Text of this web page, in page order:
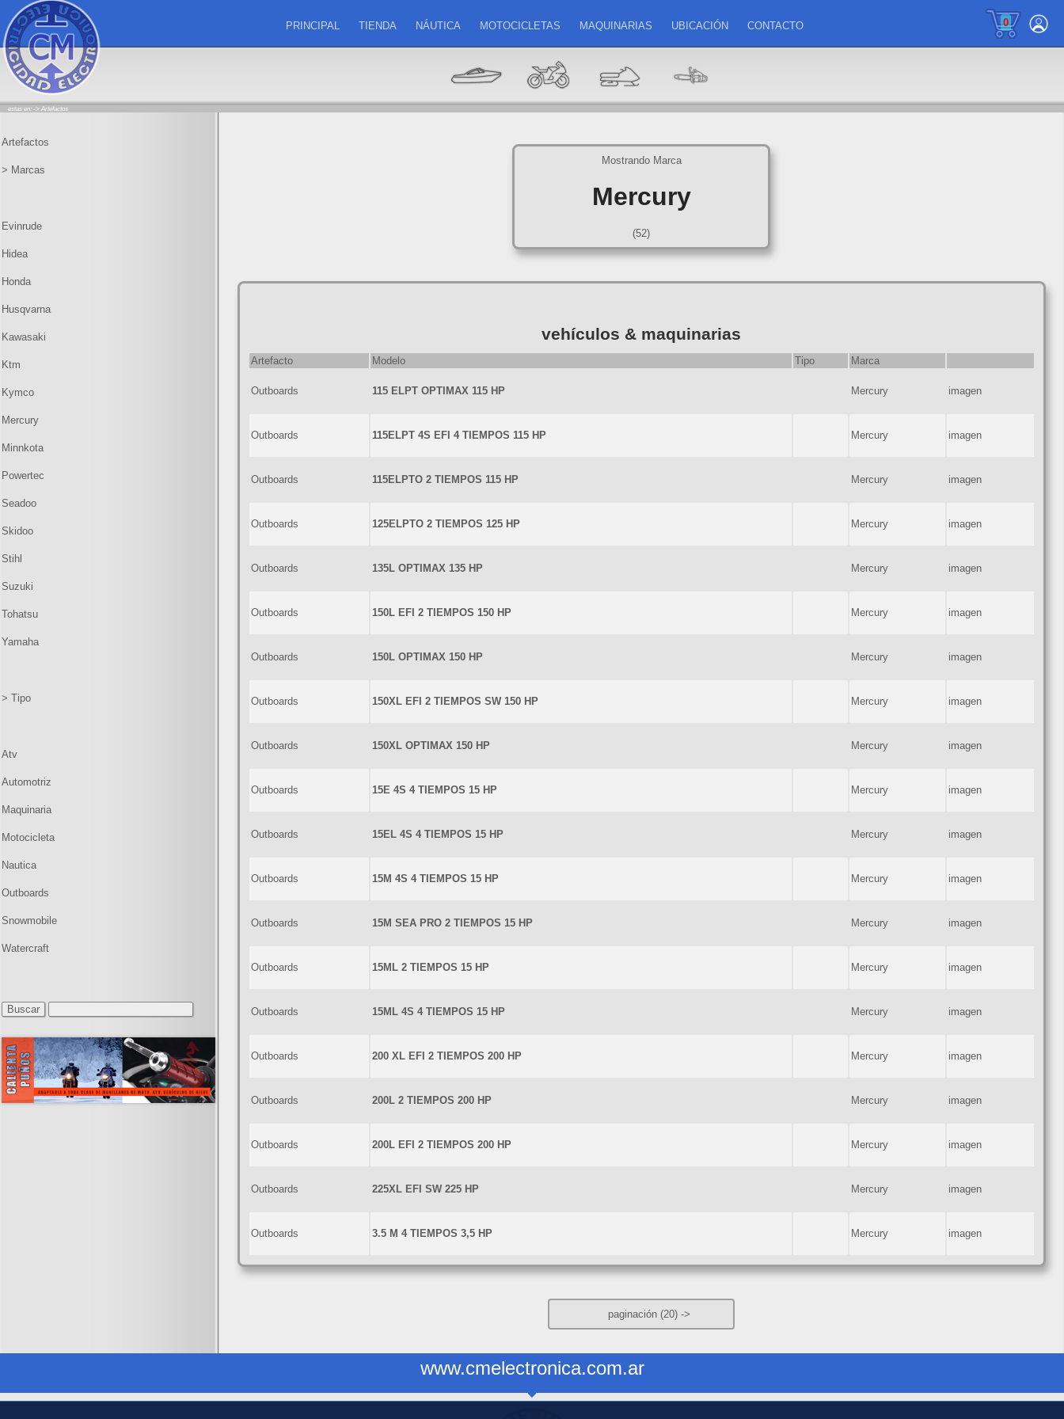
0
PRINCIPAL TIENDA NÁUTICA MOTOCICLETAS MAQUINARIAS UBICACIÓN CONTACTO
estas en: -> Artefactos
Mostrando Marca
Mercury
(52)
vehículos & maquinarias
Artefacto Modelo Tipo Marca
Outboards 115 ELPT OPTIMAX 115 HP Mercury imagen
Outboards 115ELPT 4S EFI 4 TIEMPOS 115 HP Mercury imagen
Outboards 115ELPTO 2 TIEMPOS 115 HP Mercury imagen
Outboards 125ELPTO 2 TIEMPOS 125 HP Mercury imagen
Outboards 135L OPTIMAX 135 HP Mercury imagen
Outboards 150L EFI 2 TIEMPOS 150 HP Mercury imagen
Outboards 150L OPTIMAX 150 HP Mercury imagen
Outboards 150XL EFI 2 TIEMPOS SW 150 HP Mercury imagen
Outboards 150XL OPTIMAX 150 HP Mercury imagen
Outboards 15E 4S 4 TIEMPOS 15 HP Mercury imagen
Outboards 15EL 4S 4 TIEMPOS 15 HP Mercury imagen
Outboards 15M 4S 4 TIEMPOS 15 HP Mercury imagen
Outboards 15M SEA PRO 2 TIEMPOS 15 HP Mercury imagen
Outboards 15ML 2 TIEMPOS 15 HP Mercury imagen
Outboards 15ML 4S 4 TIEMPOS 15 HP Mercury imagen
Outboards 200 XL EFI 2 TIEMPOS 200 HP Mercury imagen
Outboards 200L 2 TIEMPOS 200 HP Mercury imagen
Outboards 200L EFI 2 TIEMPOS 200 HP Mercury imagen
Outboards 225XL EFI SW 225 HP Mercury imagen
Outboards 3.5 M 4 TIEMPOS 3,5 HP Mercury imagen
paginación (20) ->
Artefactos
> Marcas
Evinrude
Hidea
Honda
Husqvarna
Kawasaki
Ktm
Kymco
Mercury
Minnkota
Powertec
Seadoo
Skidoo
Stihl
Suzuki
Tohatsu
Yamaha
> Tipo
Atv
Automotriz
Maquinaria
Motocicleta
Nautica
Outboards
Snowmobile
Watercraft
www.cmelectronica.com.ar